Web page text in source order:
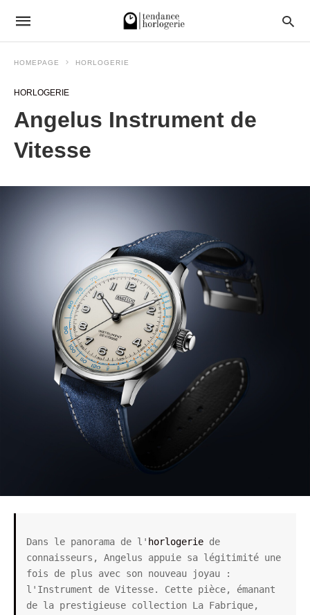
HOMEPAGE HORLOGERIE
HORLOGERIE
Angelus Instrument de
Vitesse
Dans le panorama de l' horlogerie de
connaisseurs, Angelus appuie sa légitimité une
fois de plus avec son nouveau joyau :
l'Instrument de Vitesse. Cette pièce, émanant
de la prestigieuse collection La Fabrique,